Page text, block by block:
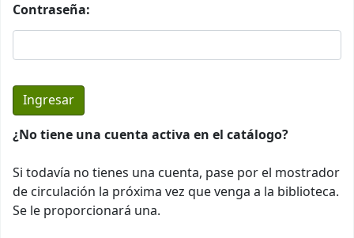
Contraseña:
¿No tiene una cuenta activa en el catálogo?
Si todavía no tienes una cuenta, pase por el mostrador
de circulación la próxima vez que venga a la biblioteca.
Se le proporcionará una.